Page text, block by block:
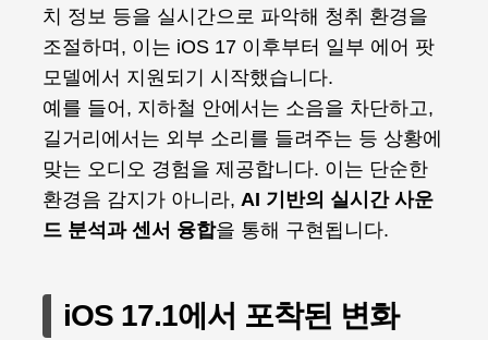
치 정보 등을 실시간으로 파악해 청취 환경을
조절하며, 이는 iOS 17 이후부터 일부 에어 팟
모델에서 지원되기 시작했습니다.
예를 들어, 지하철 안에서는 소음을 차단하고,
길거리에서는 외부 소리를 들려주는 등 상황에
맞는 오디오 경험을 제공합니다. 이는 단순한
환경음 감지가 아니라, AI 기반의 실시간 사운
드 분석과 센서 융합을 통해 구현됩니다.
iOS 17.1에서 포착된 변화